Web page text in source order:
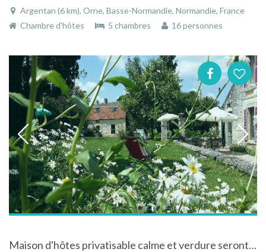
Argentan (6 km), Orne, Basse-Normandie, Normandie, France
Chambre d'hôtes
5 chambres 16 personnes
Maison d'hôtes privatisable calme et verdure seront vous ravirent à Champcerie en Suisse Normande